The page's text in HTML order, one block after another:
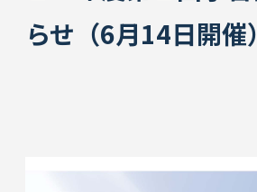
らせ（6月14日開催）